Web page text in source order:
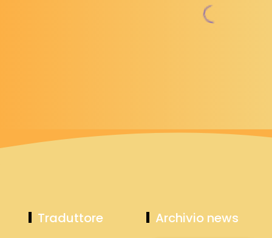
Traduttore Archivio news